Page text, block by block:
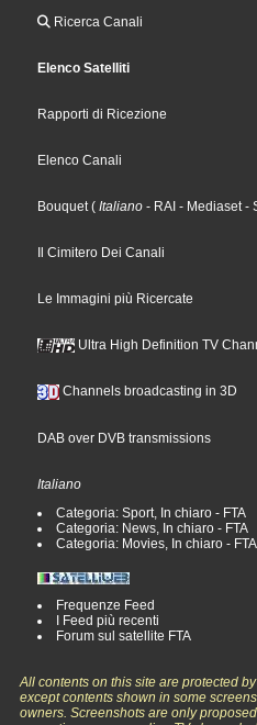
Ricerca Canali
Elenco Satelliti
Rapporti di Ricezione
Elenco Canali
Bouquet( Italiano - RAI - Mediaset-
Il Cimitero Dei Canali
Le Immagini più Ricercate
Ultra High Definition TV
Channels broadcasting in 3D
DAB over DVB transmissions
Italiano
Categoria: Sport, In chiaro - FTA
Categoria: News, In chiaro - FTA
Categoria: Movies, In chiaro - FTA
Frequenze Feed
I Feed più recenti
Forum sul satellite FTA
All contents on this site are protected
except contents shown in some
owners. Screenshots are only